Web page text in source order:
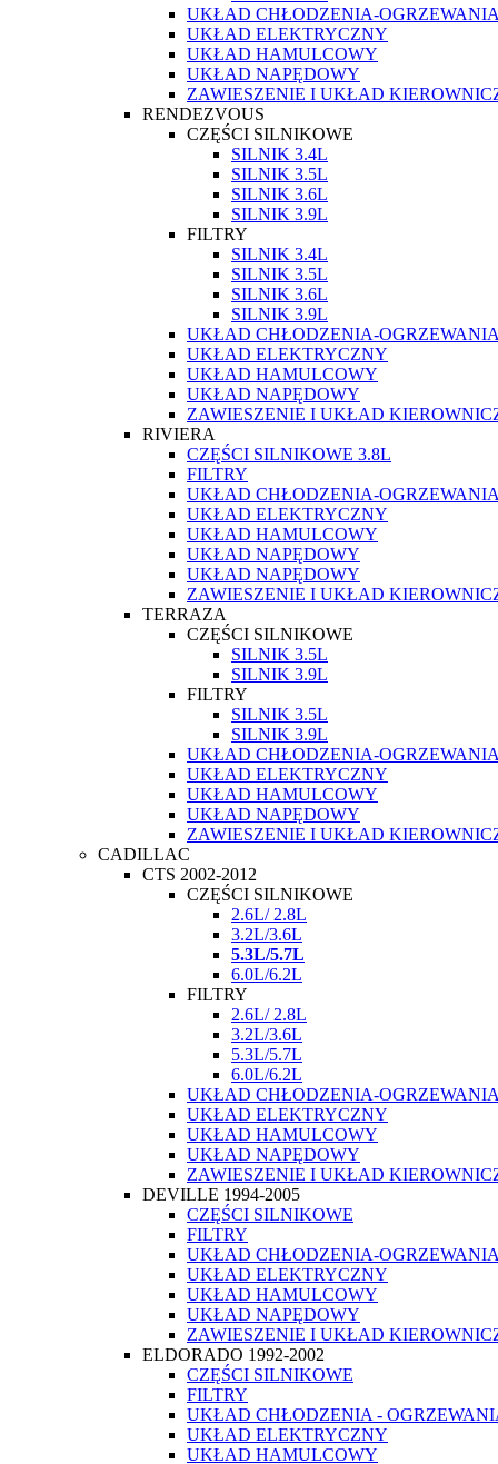
UKŁAD CHŁODZENIA-OGRZEWANIA
UKŁAD ELEKTRYCZNY
UKŁAD HAMULCOWY
UKŁAD NAPĘDOWY
ZAWIESZENIE I UKŁAD
RENDEZVOUS
CZĘŚCI SILNIKOWE
SILNIK 3.4L
SILNIK 3.5L
SILNIK 3.6L
SILNIK 3.9L
FILTRY
SILNIK 3.4L
SILNIK 3.5L
SILNIK 3.6L
SILNIK 3.9L
UKŁAD CHŁODZENIA-OGRZEWANIA
UKŁAD ELEKTRYCZNY
UKŁAD HAMULCOWY
UKŁAD NAPĘDOWY
ZAWIESZENIE I UKŁAD
RIVIERA
CZĘŚCI SILNIKOWE 3.8L
FILTRY
UKŁAD CHŁODZENIA-OGRZEWANIA
UKŁAD ELEKTRYCZNY
UKŁAD HAMULCOWY
UKŁAD NAPĘDOWY
UKŁAD NAPĘDOWY
ZAWIESZENIE I UKŁAD
TERRAZA
CZĘŚCI SILNIKOWE
SILNIK 3.5L
SILNIK 3.9L
FILTRY
SILNIK 3.5L
SILNIK 3.9L
UKŁAD CHŁODZENIA-OGRZEWANIA
UKŁAD ELEKTRYCZNY
UKŁAD HAMULCOWY
UKŁAD NAPĘDOWY
ZAWIESZENIE I UKŁAD
CADILLAC
CTS 2002-2012
CZĘŚCI SILNIKOWE
2.6L/ 2.8L
3.2L/3.6L
5.3L/5.7L
6.0L/6.2L
FILTRY
2.6L/ 2.8L
3.2L/3.6L
5.3L/5.7L
6.0L/6.2L
UKŁAD CHŁODZENIA-OGRZEWANIA
UKŁAD ELEKTRYCZNY
UKŁAD HAMULCOWY
UKŁAD NAPĘDOWY
ZAWIESZENIE I UKŁAD
DEVILLE 1994-2005
CZĘŚCI SILNIKOWE
FILTRY
UKŁAD CHŁODZENIA-OGRZEWANIA
UKŁAD ELEKTRYCZNY
UKŁAD HAMULCOWY
UKŁAD NAPĘDOWY
ZAWIESZENIE I UKŁAD
ELDORADO 1992-2002
CZĘŚCI SILNIKOWE
FILTRY
UKŁAD CHŁODZENIA -
UKŁAD ELEKTRYCZNY
UKŁAD HAMULCOWY